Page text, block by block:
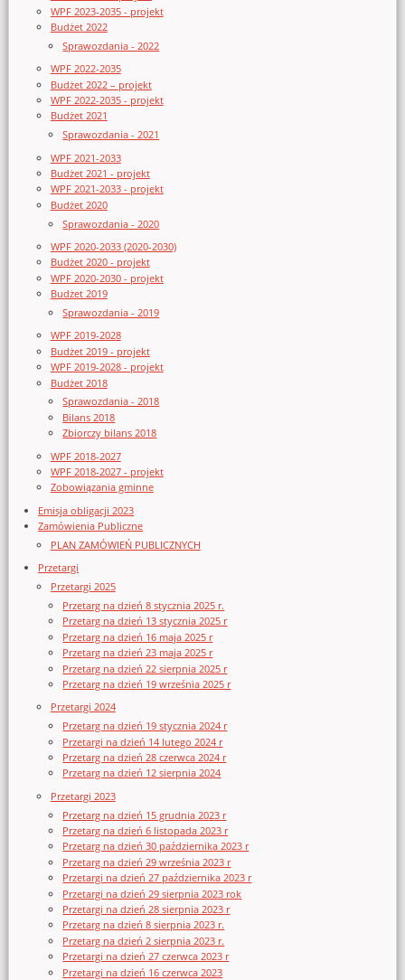
WPF 2023-2035 - projekt
Budżet 2022
Sprawozdania - 2022
WPF 2022-2035
Budżet 2022 – projekt
WPF 2022-2035 - projekt
Budżet 2021
Sprawozdania - 2021
WPF 2021-2033
Budżet 2021 - projekt
WPF 2021-2033 - projekt
Budżet 2020
Sprawozdania - 2020
WPF 2020-2033 (2020-2030)
Budżet 2020 - projekt
WPF 2020-2030 - projekt
Budżet 2019
Sprawozdania - 2019
WPF 2019-2028
Budżet 2019 - projekt
WPF 2019-2028 - projekt
Budżet 2018
Sprawozdania - 2018
Bilans 2018
Zbiorczy bilans 2018
WPF 2018-2027
WPF 2018-2027 - projekt
Zobowiązania gminne
Emisja obligacji 2023
Zamówienia Publiczne
PLAN ZAMÓWIEŃ PUBLICZNYCH
Przetargi
Przetargi 2025
Przetarg na dzień 8 stycznia 2025 r.
Przetarg na dzień 13 stycznia 2025 r
Przetarg na dzień 16 maja 2025 r
Przetarg na dzień 23 maja 2025 r
Przetarg na dzień 22 sierpnia 2025 r
Przetarg na dzień 19 września 2025 r
Przetargi 2024
Przetarg na dzień 19 stycznia 2024 r
Przetargi na dzień 14 lutego 2024 r
Przetarg na dzień 28 czerwca 2024 r
Przetarg na dzień 12 sierpnia 2024
Przetargi 2023
Przetarg na dzień 15 grudnia 2023 r
Przetarg na dzień 6 listopada 2023 r
Przetarg na dzień 30 października 2023 r
Przetarg na dzień 29 września 2023 r
Przetargi na dzień 27 października 2023 r
Przetargi na dzień 29 sierpnia 2023 rok
Przetargi na dzień 28 sierpnia 2023 r
Przetarg na dzień 8 sierpnia 2023 r.
Przetarg na dzień 2 sierpnia 2023 r.
Przetargi na dzień 27 czerwca 2023 r
Przetargi na dzień 16 czerwca 2023